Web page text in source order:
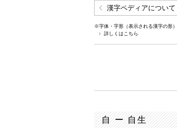
漢字ペディアについて
※字体・字形（表示される漢字の形
詳しくはこちら
自 ー 自生